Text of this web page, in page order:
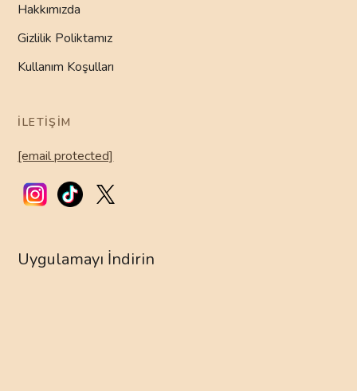
Hakkımızda
Gizlilik Poliktamız
Kullanım Koşulları
İLETIŞIM
[email protected]
Uygulamayı İndirin